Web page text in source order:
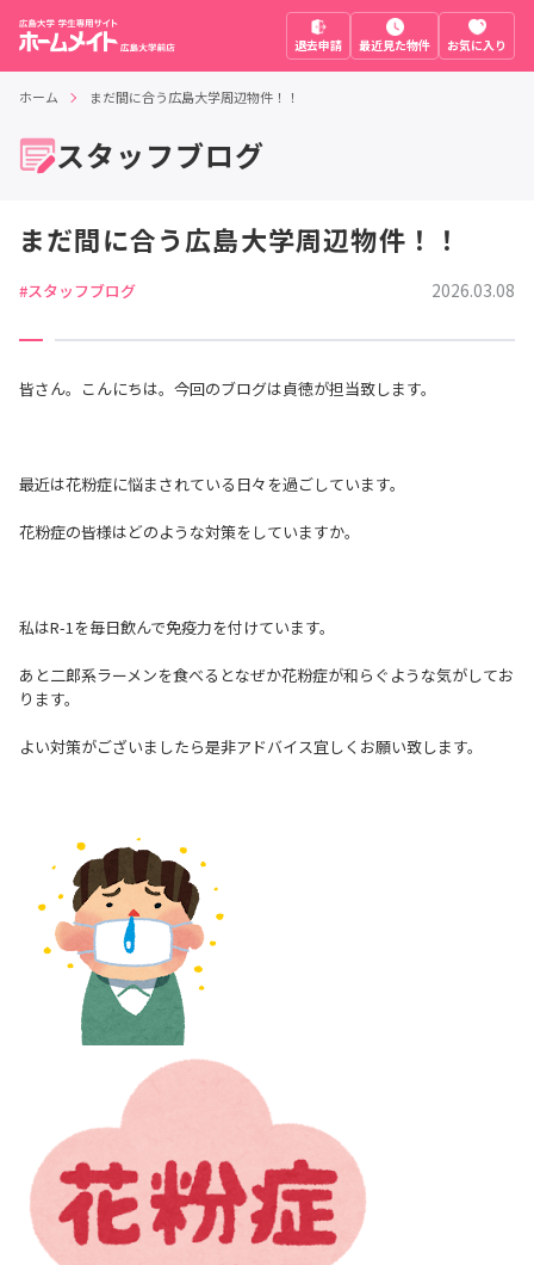
退去申請 最近見た物件 お気に入り
ホーム まだ間に合う広島大学周辺物件！！
スタッフブログ
まだ間に合う広島大学周辺物件！！
#スタッフブログ 2026.03.08
皆さん。こんにちは。今回のブログは貞徳が担当致します。
最近は花粉症に悩まされている日々を過ごしています。
花粉症の皆様はどのような対策をしていますか。
私はR-1を毎日飲んで免疫力を付けています。
あと二郎系ラーメンを食べるとなぜか花粉症が和らぐような気がしてお
ります。
よい対策がございましたら是非アドバイス宜しくお願い致します。